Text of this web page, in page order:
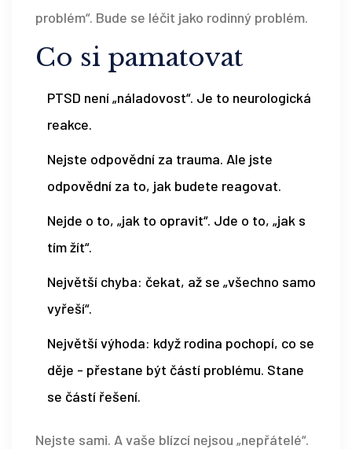
problém“. Bude se léčit jako rodinný problém.
Co si pamatovat
PTSD není „náladovost“. Je to neurologická
reakce.
Nejste odpovědní za trauma. Ale jste
odpovědní za to, jak budete reagovat.
Nejde o to, „jak to opravit“. Jde o to, „jak s
tím žít“.
Největší chyba: čekat, až se „všechno samo
vyřeší“.
Největší výhoda: když rodina pochopí, co se
děje - přestane být částí problému. Stane
se částí řešení.
Nejste sami. A vaše blízcí nejsou „nepřátelé“.